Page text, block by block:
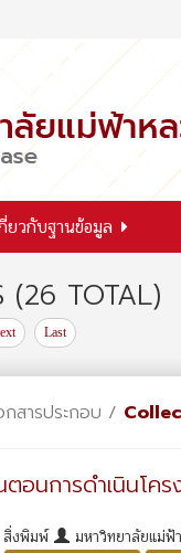
ยวกับฐานข้อมูล
(26 TOTAL)
Last
กสารประกอบ /
ตอนการดำเนินโค
งพิมพ์ มหาวิทยาลัยแม่ฟ้